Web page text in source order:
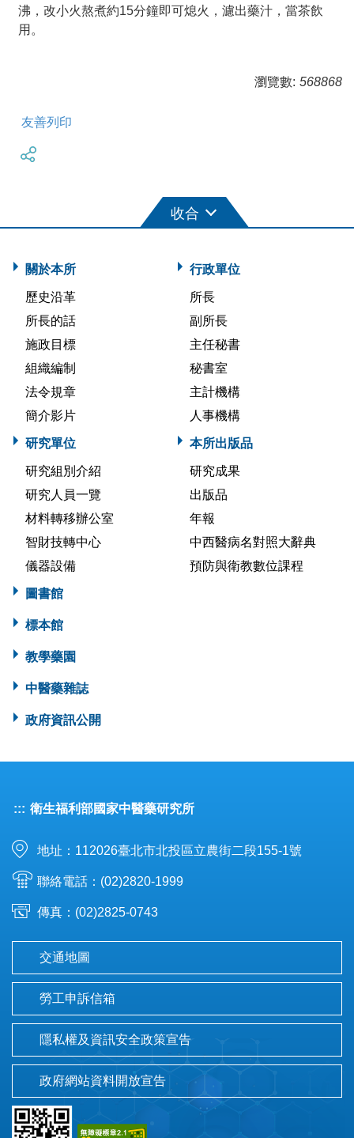
沸，改小火熬煮約15分鐘即可熄火，濾出藥汁，當茶飲
用。
瀏覽數: 568868
友善列印
關於本所
歷史沿革
所長的話
施政目標
組織編制
法令規章
簡介影片
行政單位
所長
副所長
主任秘書
秘書室
主計機構
人事機構
研究單位
研究組別介紹
研究人員一覽
材料轉移辦公室
智財技轉中心
儀器設備
本所出版品
研究成果
出版品
年報
中西醫病名對照大辭典
預防與衛教數位課程
圖書館
標本館
教學藥園
中醫藥雜誌
政府資訊公開
::: 衛生福利部國家中醫藥研究所
地址：112026臺北市北投區立農街二段155-1號
聯絡電話：(02)2820-1999
傳真：(02)2825-0743
交通地圖
勞工申訴信箱
隱私權及資訊安全政策宣告
政府網站資料開放宣告